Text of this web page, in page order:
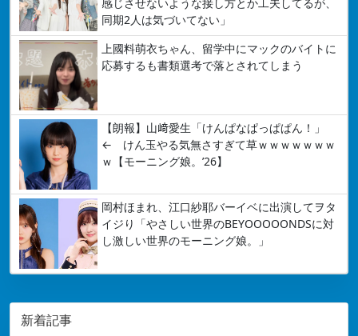
同期2人は気づいてない」
上國料萌衣ちゃん、留学中にマックのバイトに
応募するも書類選考で落とされてしまう
【朗報】山﨑愛生「けんぱなぱっぱぱん！」
← けん玉やる気無さすぎて草ｗｗｗｗｗｗｗ
ｗ【モーニング娘。’26】
岡村ほまれ、江口紗耶バーイベに出演してヲタ
イジり「やさしい世界のBEYOOOOONDSに対
し激しい世界のモーニング娘。」
新着記事